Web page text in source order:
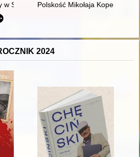
w Sopocie : prestiż finansowy i
Polskość Mikołaja Kopernika z
2024